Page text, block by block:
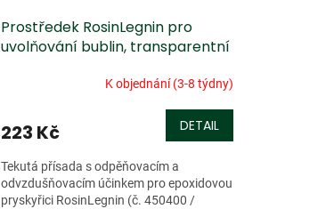
Prostředek RosinLegnin pro
uvolňování bublin, transparentní
K objednání (3-8 týdny)
223 Kč DETAIL
Tekutá přísada s odpěňovacím a
odvzdušňovacím účinkem pro epoxidovou
pryskyřici RosinLegnin (č. 450400 /